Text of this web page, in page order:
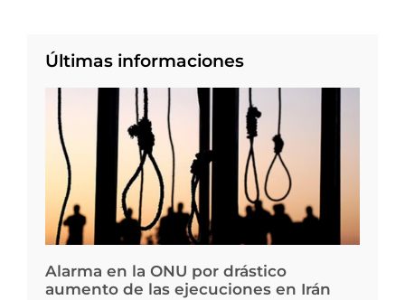
Últimas informaciones
Alarma en la ONU por drástico
aumento de las ejecuciones en Irán